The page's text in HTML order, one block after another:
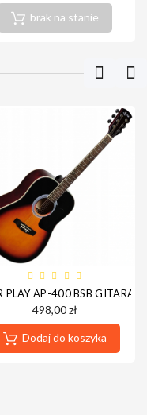
brak na stanie
PARLOR
PLAY AP-400 BSB GITARA
498,00 zł
Dodaj do koszyka